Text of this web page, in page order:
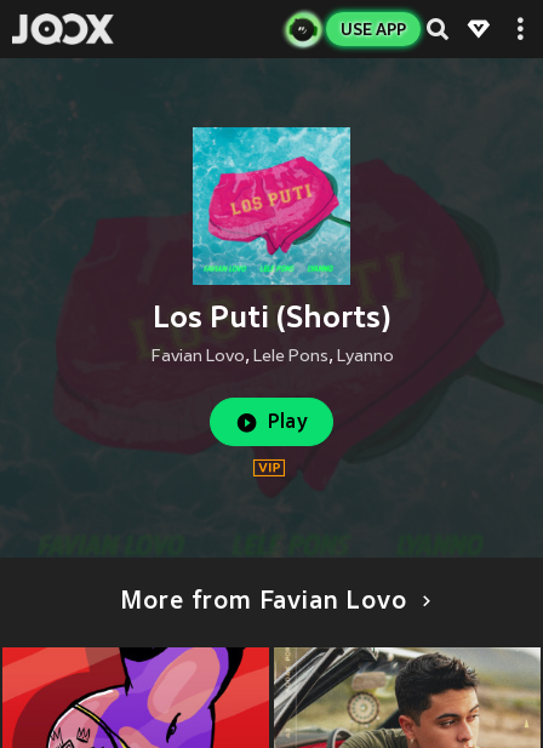
USE APP
Los Puti (Shorts)
Favian Lovo, Lele Pons, Lyanno
Play
More from Favian Lovo